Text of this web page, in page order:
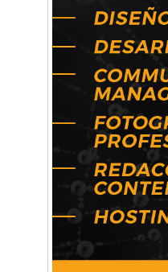
Mariana
un
seguridad"
Música, teatro,
Conocé todos
disfrutar en la